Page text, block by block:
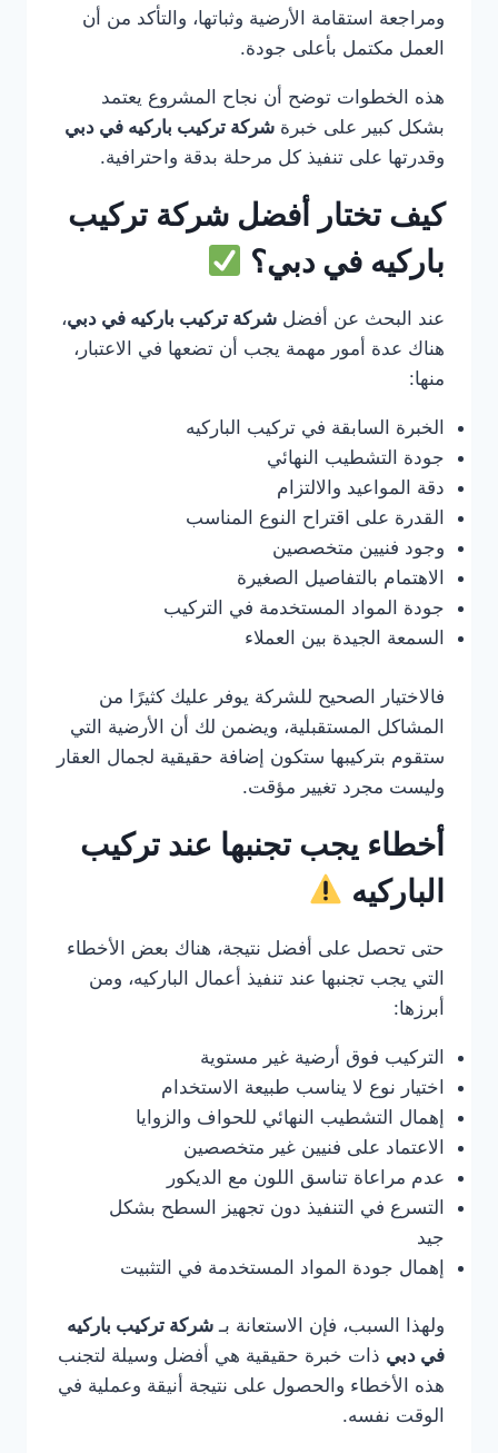
ومراجعة استقامة الأرضية وثباتها، والتأكد من أن
العمل مكتمل بأعلى جودة.
هذه الخطوات توضح أن نجاح المشروع يعتمد
بشكل كبير على خبرة شركة تركيب باركيه في دبي
وقدرتها على تنفيذ كل مرحلة بدقة واحترافية.
كيف تختار أفضل شركة تركيب
باركيه في دبي؟
عند البحث عن أفضل شركة تركيب باركيه في دبي،
هناك عدة أمور مهمة يجب أن تضعها في الاعتبار،
منها:
الخبرة السابقة في تركيب الباركيه
جودة التشطيب النهائي
دقة المواعيد والالتزام
القدرة على اقتراح النوع المناسب
وجود فنيين متخصصين
الاهتمام بالتفاصيل الصغيرة
جودة المواد المستخدمة في التركيب
السمعة الجيدة بين العملاء
فالاختيار الصحيح للشركة يوفر عليك كثيرًا من
المشاكل المستقبلية، ويضمن لك أن الأرضية التي
ستقوم بتركيبها ستكون إضافة حقيقية لجمال العقار
وليست مجرد تغيير مؤقت.
أخطاء يجب تجنبها عند تركيب
الباركيه
حتى تحصل على أفضل نتيجة، هناك بعض الأخطاء
التي يجب تجنبها عند تنفيذ أعمال الباركيه، ومن
أبرزها:
التركيب فوق أرضية غير مستوية
اختيار نوع لا يناسب طبيعة الاستخدام
إهمال التشطيب النهائي للحواف والزوايا
الاعتماد على فنيين غير متخصصين
عدم مراعاة تناسق اللون مع الديكور
التسرع في التنفيذ دون تجهيز السطح بشكل
جيد
إهمال جودة المواد المستخدمة في التثبيت
ولهذا السبب، فإن الاستعانة بـ شركة تركيب باركيه
في دبي ذات خبرة حقيقية هي أفضل وسيلة لتجنب
هذه الأخطاء والحصول على نتيجة أنيقة وعملية في
الوقت نفسه.